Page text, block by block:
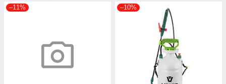
–11% –10%